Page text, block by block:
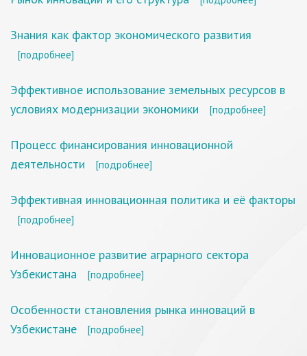
Знания как фактор экономического развития
[подробнее]
Эффективное использование земельных ресурсов в
условиях модернизации экономики
[подробнее]
Процесс финансирования инновационной
деятельности
[подробнее]
Эффективная инновационная политика и её факторы
[подробнее]
Инновационное развитие аграрного сектора
Узбекистана
[подробнее]
Особенности становления рынка инноваций в
Узбекистане
[подробнее]